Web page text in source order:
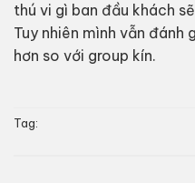
thú vi gì ban đầu khách
Tuy nhiên mình vẫn đánh
hơn so với group kín.
Tag: